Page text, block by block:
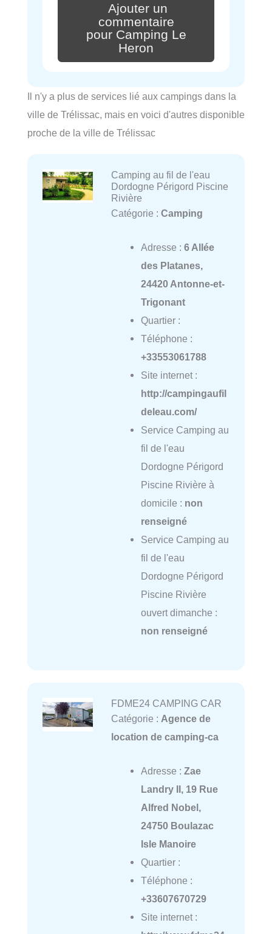
Ajouter un
commentaire
pour Camping Le
Heron
Il n'y a plus de services lié aux campings dans la
ville de Trélissac, mais en voici d'autres disponible
proche de la ville de Trélissac
Camping au fil de l'eau
Dordogne Périgord Piscine
Rivière
Catégorie : Camping
Adresse : 6 Allée
des Platanes,
24420 Antonne-et-
Trigonant
Quartier :
Téléphone :
+33553061788
Site internet :
http://campingaufil
deleau.com/
Service Camping au
fil de l'eau
Dordogne Périgord
Piscine Rivière à
domicile : non
renseigné
Service Camping au
fil de l'eau
Dordogne Périgord
Piscine Rivière
ouvert dimanche :
non renseigné
FDME24 CAMPING CAR
Catégorie : Agence de
location de camping-ca
Adresse : Zae
Landry II, 19 Rue
Alfred Nobel,
24750 Boulazac
Isle Manoire
Quartier :
Téléphone :
+33607670729
Site internet :